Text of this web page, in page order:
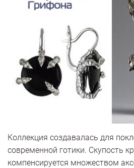
Коллекция создавалась для
современной готики. Скупость
компенсируется множеством